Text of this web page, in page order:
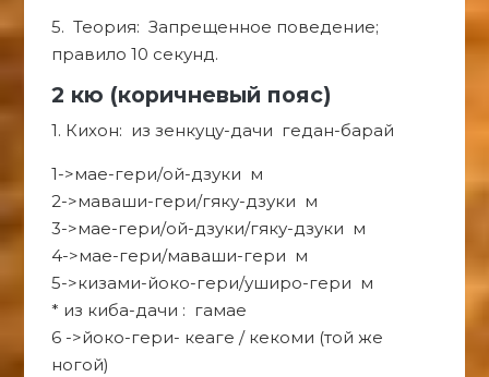
5. Теория: Запрещенное поведение;
правило 10 секунд.
2 кю (коричневый пояс)
1. Кихон: из зенкуцу-дачи гедан-барай
1->мае-гери/ой-дзуки м
2->маваши-гери/гяку-дзуки м
3->мае-гери/ой-дзуки/гяку-дзуки м
4->мае-гери/маваши-гери м
5->кизами-йоко-гери/уширо-гери м
* из киба-дачи : гамае
6 ->йоко-гери- кеаге / кекоми (той же
ногой)